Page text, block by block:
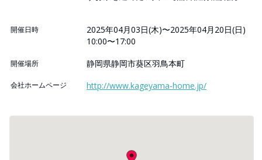
開催日時
2025年04月03日(木)〜2025年04月20日(日)
10:00〜17:00
開催場所 静岡県静岡市葵区羽鳥本町
会社ホームページ http://www.kageyama-home.jp/